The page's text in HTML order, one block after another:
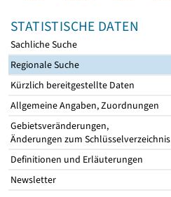
STATISTISCHE DATEN
Sachliche Suche
Regionale Suche
Kürzlich bereitgestellte Daten
Allgemeine Angaben, Zuordnungen
Gebietsveränderungen,
Änderungen zum Schlüsselverzeichnis
Definitionen und Erläuterungen
Newsletter